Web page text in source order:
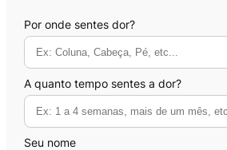
Por onde sentes dor?
A quanto tempo sentes a dor?
Seu nome